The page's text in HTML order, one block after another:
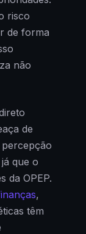
risco
de forma
não
de
que o
da OPEP.
,
têm